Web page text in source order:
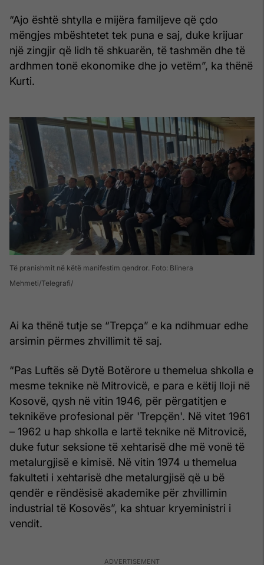
“Ajo është shtylla e mijëra familjeve që çdo
mëngjes mbështetet tek puna e saj, duke krijuar
një zingjir që lidh të shkuarën, të tashmën dhe të
ardhmen tonë ekonomike dhe jo vetëm”, ka thënë
Kurti.
Të pranishmit në këtë manifestim qendror. Foto: Blinera
Mehmeti/Telegrafi
Ai ka thënë tutje se “Trepça” e ka ndihmuar edhe
arsimin përmes zhvillimit të saj.
“Pas Luftës së Dytë Botërore u themelua shkolla e
mesme teknike në Mitrovicë, e para e këtij lloji në
Kosovë, qysh në vitin 1946, për përgatitjen e
teknikëve profesional për 'Trepçën'. Në vitet 1961
– 1962 u hap shkolla e lartë teknike në Mitrovicë,
duke futur seksione të xehtarisë dhe më vonë të
metalurgjisë e kimisë. Në vitin 1974 u themelua
fakulteti i xehtarisë dhe metalurgjisë që u bë
qendër e rëndësisë akademike për zhvillimin
industrial të Kosovës”, ka shtuar kryeministri i
vendit.